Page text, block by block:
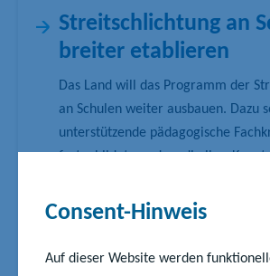
Consent-Hinweis
Auf dieser Website werden
Streitschlichtung an
breiter etablieren
Das Land will das Programm der
an Schulen weiter ausbauen. Dazu
unterstützende pädagogische
fortgebildet werden, die ihre
2025/2026 ca. 100 Schülerinnen
Start Aktuelles Streitschlichtung an Schulen